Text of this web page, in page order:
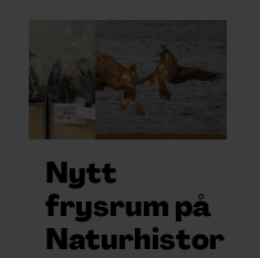
Nytt
frysrum på
Naturhistor